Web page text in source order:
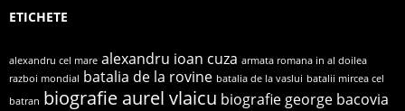
ETICHETE
alexandru cel mare alexandru ioan cuza armata romana in al doilea
razboi mondial batalia de la rovine batalia de la vaslui batalii mircea cel
batran biografie aurel vlaicu biografie george bacovia